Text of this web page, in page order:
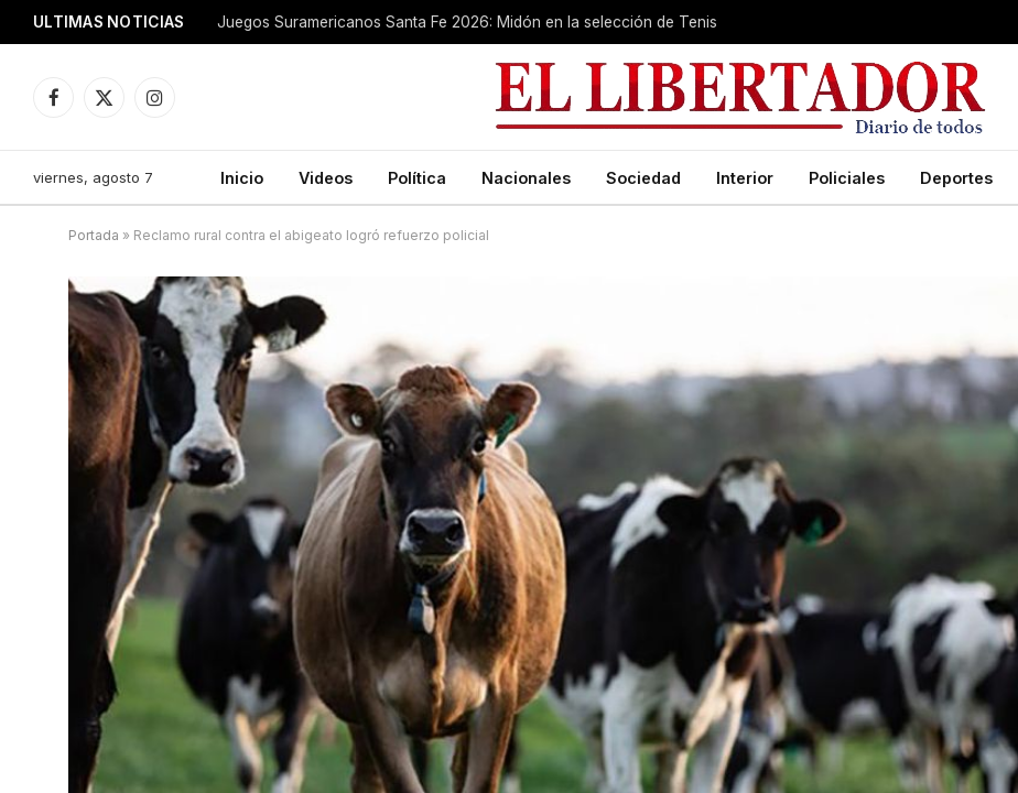
ULTIMAS NOTICIAS Juegos Suramericanos Santa Fe 2026: Midón en la selección de Tenis
Facebook
X
Instagram
viernes, agosto 7 Inicio Videos Política Nacionales Sociedad Interior Policiales Deportes
Portada » Reclamo rural contra el abigeato logró refuerzo policial